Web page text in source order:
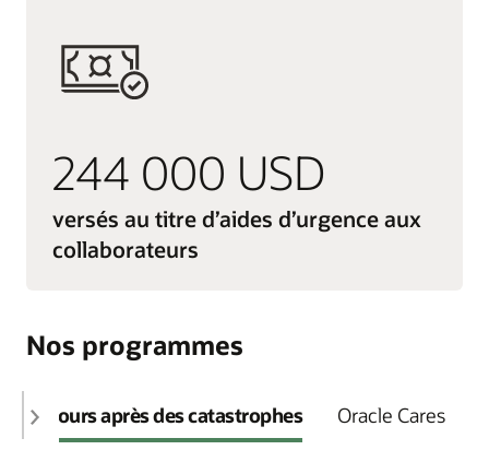
244 000 USD
versés au titre d’aides d’urgence aux
collaborateurs
Nos programmes
Secours après des catastrophes Oracle Cares